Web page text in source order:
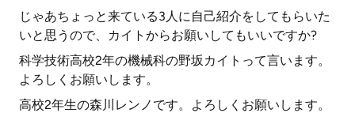
じゃあちょっと来ている3人に自己紹介をしてもらいた
いと思うので、カイトからお願いしてもいいですか?
科学技術高校2年の機械科の野坂カイトって言います。
よろしくお願いします。
高校2年生の森川レンノです。よろしくお願いします。